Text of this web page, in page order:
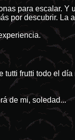
para escalar.
por descubrir.
frutti todo el
de mi, soledad...